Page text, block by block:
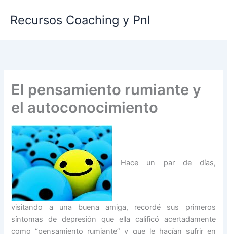
Recursos Coaching y Pnl
El pensamiento rumiante y
el autoconocimiento
Hace un par de días,
visitando a una buena amiga, recordé sus primeros
síntomas de depresión que ella calificó acertadamente
como “pensamiento rumiante” y que le hacían sufrir en